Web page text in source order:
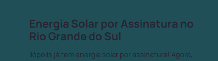
Energia Solar por Assinatura no
Rio Grande do Sul
Ilópolis já tem energia solar por assinatura! Agora,